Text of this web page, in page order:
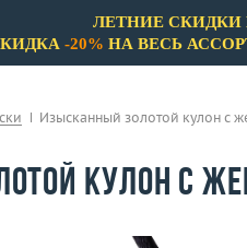
ЛЕТНИЕ СКИДКИ В
-20% НА ВЕСЬ
Изысканный золотой кулон с
кулон с